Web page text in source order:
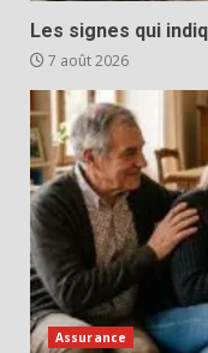
Les signes qui
7 août 2026
Assurance